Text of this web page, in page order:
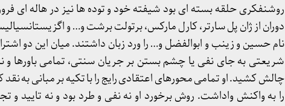
روشنفکری حلقه بسته ای بود شیفته خود و توده ها نیز در هاله ای
دوران از ژان پل سارتر، کارل مارکس، برتولت برشت و… و
نام حسین و زینب و ابوالفضل و… را ورد زبان داشتند. میان این دو
شریعتی به جای نفی یا چشم بستن بر جریان سنتی، تمامی باورها و
چالش کشید. او تمامی محورهای اعتقادی رایج را با تکیه بر مبانی به
را به واکنش واداشت. روش برخورد او نه نفی و طرد بود و نه تایید